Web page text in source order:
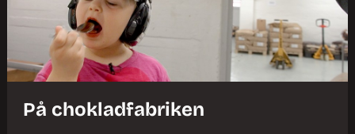
På chokladfabriken